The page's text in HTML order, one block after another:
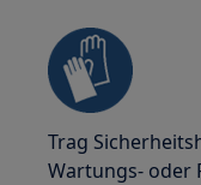
Trag
Wartungs- oder